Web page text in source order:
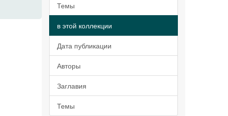
Темы
в этой коллекции
Дата публикации
Авторы
Заглавия
Темы